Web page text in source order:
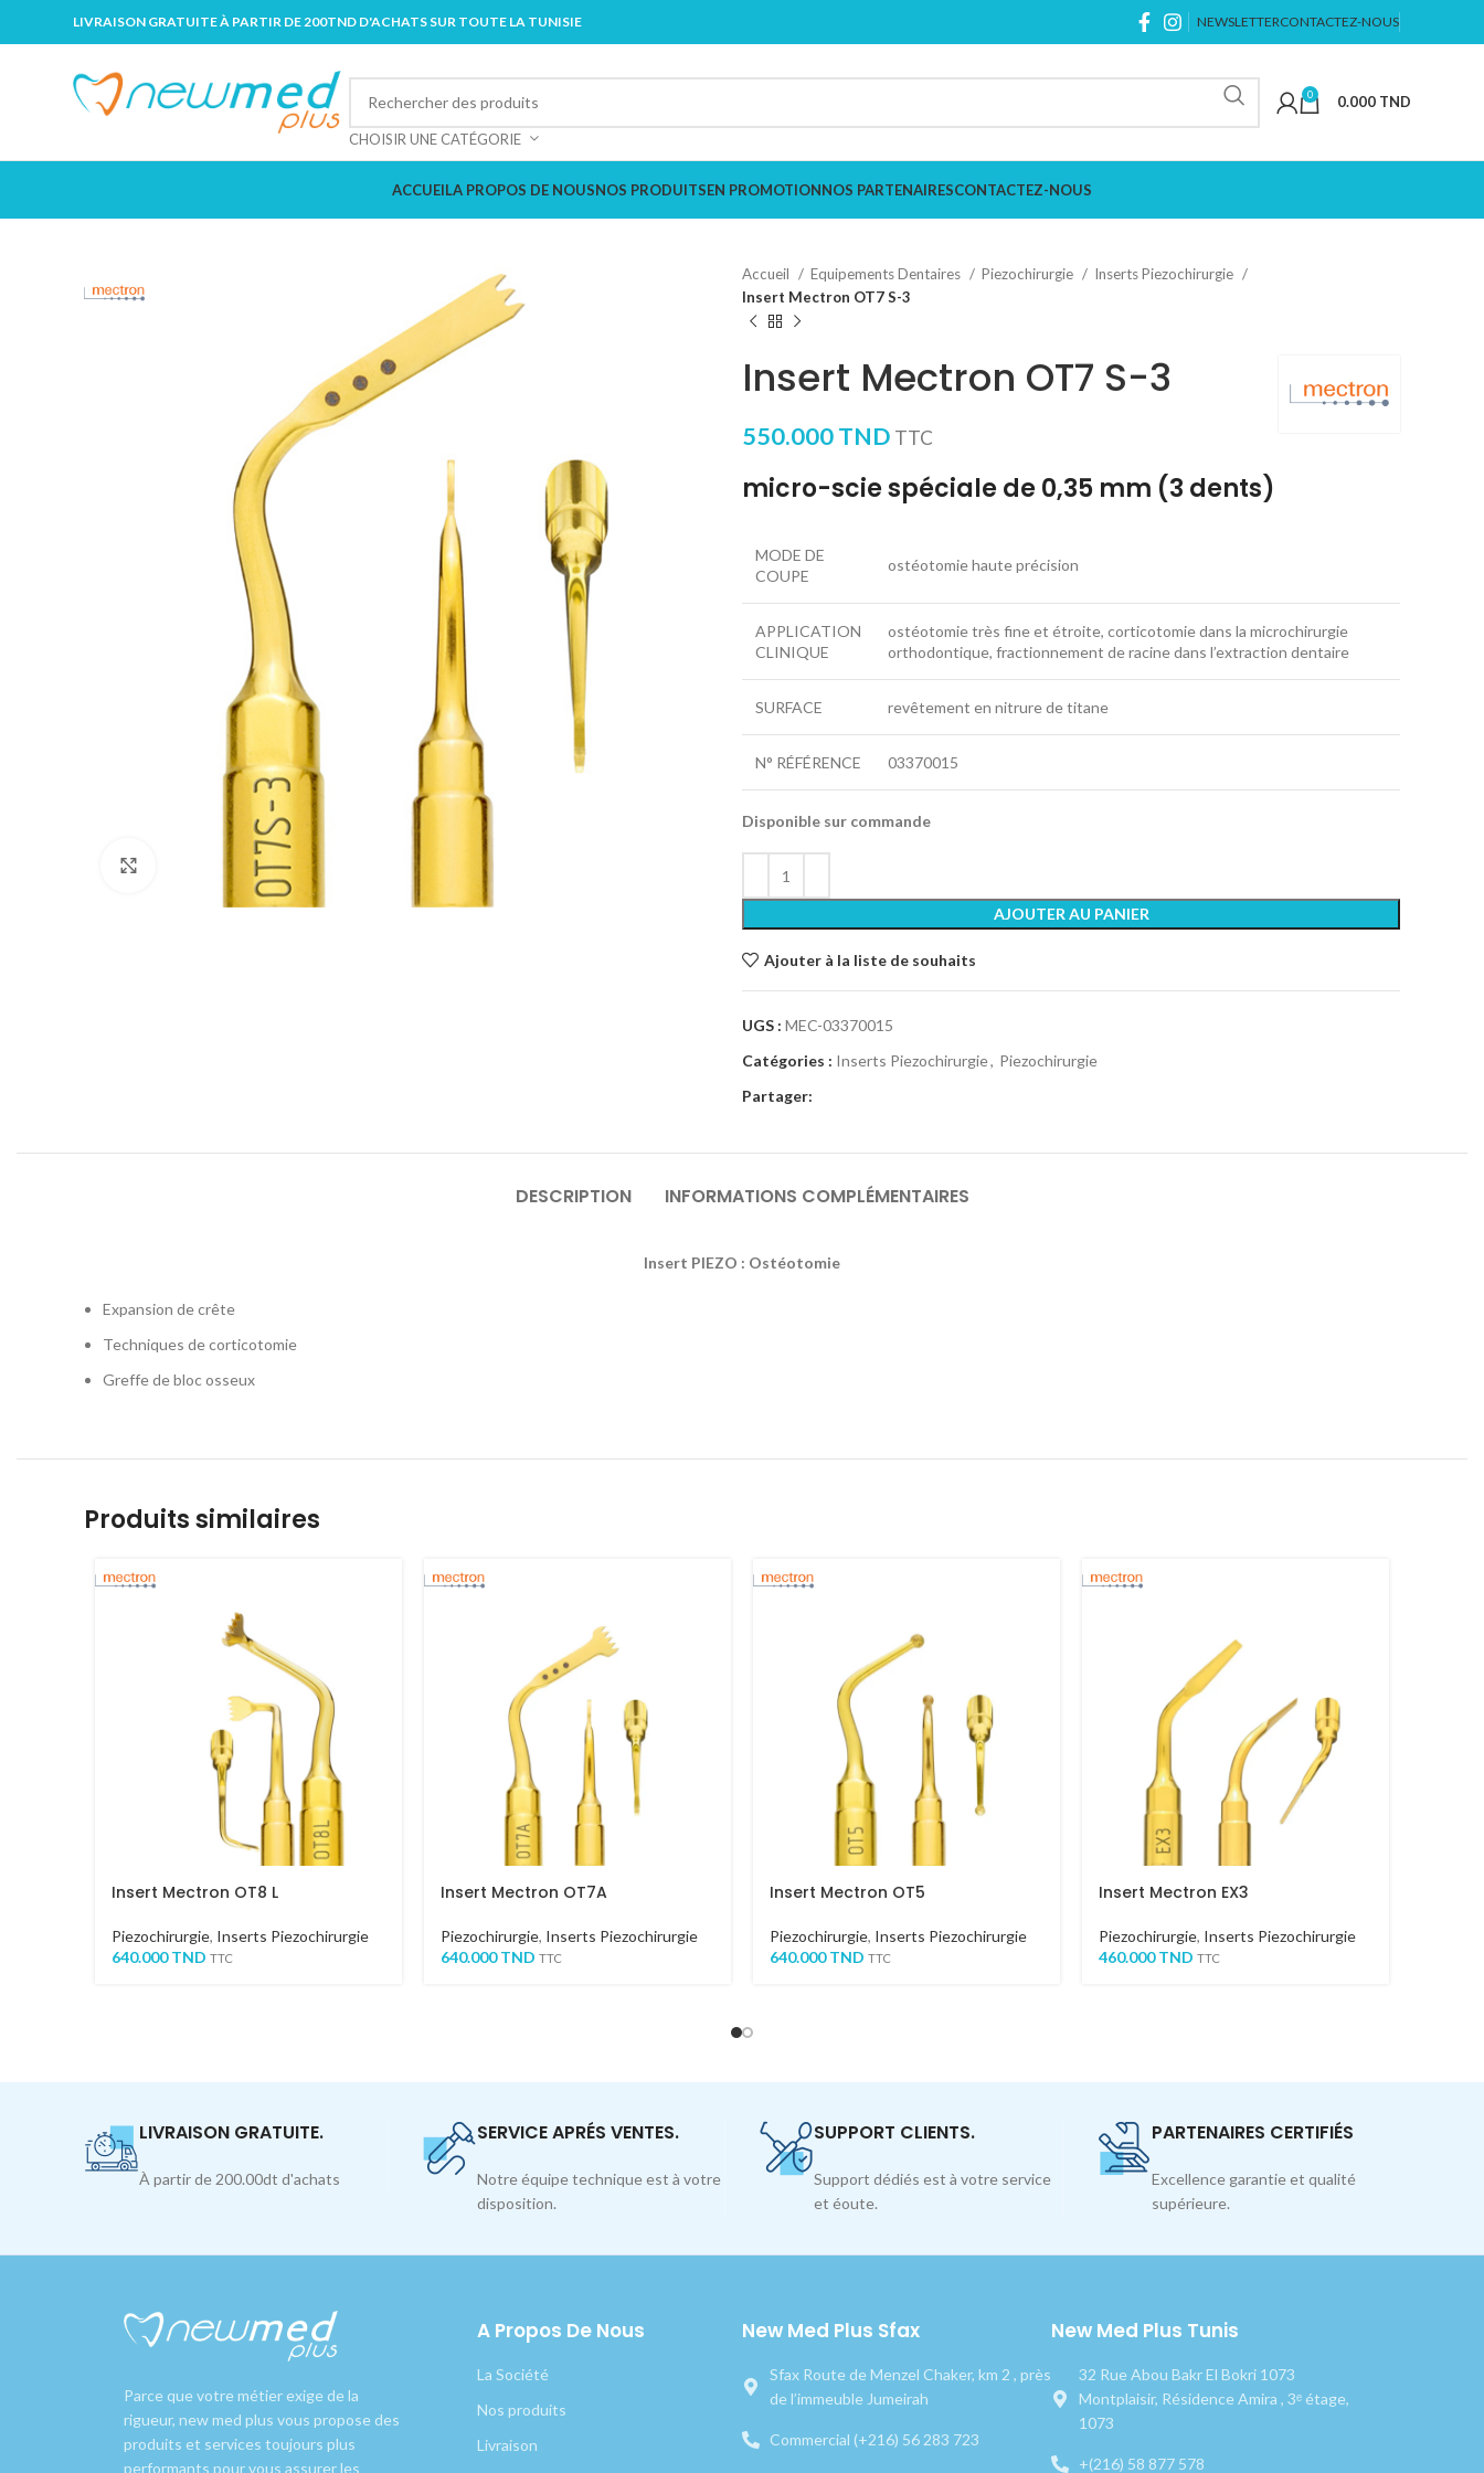
LIVRAISON GRATUITE À PARTIR DE 200TND D'ACHATS SUR TOUTE LA TUNISIE NEWSLETTERCONTACTEZ-NOUS
CHOISIR UNE CATÉGORIE
0 0.000 TND
ACCUEILA PROPOS DE NOUSNOS PRODUITSEN PROMOTIONNOS PARTENAIRESCONTACTEZ-NOUS
Cliquez pour agrandir
Accueil Equipements Dentaires Piezochirurgie
Inserts Piezochirurgie
Insert Mectron OT7 S-3
Insert Mectron OT7 S-3
550.000TND TTC
micro-scie spéciale de 0,35 mm (3 dents)
MODE DE
COUPE
ostéotomie haute précision
APPLICATION
CLINIQUE
ostéotomie très fine et étroite, corticotomie dans la microchirurgie
orthodontique, fractionnement de racine dans l’extraction dentaire
SURFACE revêtement en nitrure de titane
N° RÉFÉRENCE 03370015
Disponible sur commande
AJOUTER AU PANIER
Ajouter à la liste de souhaits
UGS : MEC-03370015
Catégories : Inserts Piezochirurgie, Piezochirurgie
Partager:
DESCRIPTION INFORMATIONS COMPLÉMENTAIRES
Insert PIEZO : Ostéotomie
Expansion de crête
Techniques de corticotomie
Greffe de bloc osseux
Produits similaires
Insert Mectron OT8 L
Piezochirurgie, Inserts Piezochirurgie
640.000TND TTC
Insert Mectron OT7A
Piezochirurgie, Inserts Piezochirurgie
640.000TND TTC
Insert Mectron OT5
Piezochirurgie, Inserts Piezochirurgie
640.000TND TTC
Insert Mectron EX3
Piezochirurgie, Inserts Piezochirurgie
460.000TND TTC
LIVRAISON GRATUITE.
À partir de 200.00dt d'achats
SERVICE APRÉS VENTES.
Notre équipe technique est à votre
disposition.
SUPPORT CLIENTS.
Support dédiés est à votre service
et éoute.
PARTENAIRES CERTIFIÉS
Excellence garantie et qualité
supérieure.
Parce que votre métier exige de la
rigueur, new med plus vous propose des
produits et services toujours plus
performants pour vous assurer les
A Propos De Nous
La Société
Nos produits
Livraison
New Med Plus Sfax
Sfax Route de Menzel Chaker, km 2 , près
de l’immeuble Jumeirah
Commercial (+216) 56 283 723
New Med Plus Tunis
32 Rue Abou Bakr El Bokri 1073
Montplaisir, Résidence Amira , 3ᵉ étage,
1073
+(216) 58 877 578